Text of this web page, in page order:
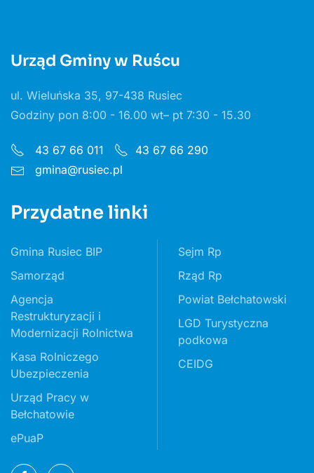
Urząd Gminy w Ruścu
ul. Wieluńska 35, 97-438 Rusiec
Godziny pon 8:00 - 16.00 wt– pt 7:30 - 15.30
43 67 66 011
43 67 66 290
gmina@rusiec.pl
Przydatne linki
Gmina Rusiec BIP
Samorząd
Agencja
Restrukturyzacji i
Modernizacji Rolnictwa
Kasa Rolniczego
Ubezpieczenia
Urząd Pracy w
Bełchatowie
ePuaP
Sejm Rp
Rząd Rp
Powiat Bełchatowski
LGD Turystyczna
podkowa
CEIDG